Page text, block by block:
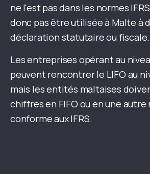
ne l'est pas dans les normes
donc pas être utilisée à Malte à
déclaration statutaire ou fiscale.
Les entreprises opérant au
peuvent rencontrer le LIFO au
mais les entités maltaises
chiffres en FIFO ou en une
conforme aux IFRS.